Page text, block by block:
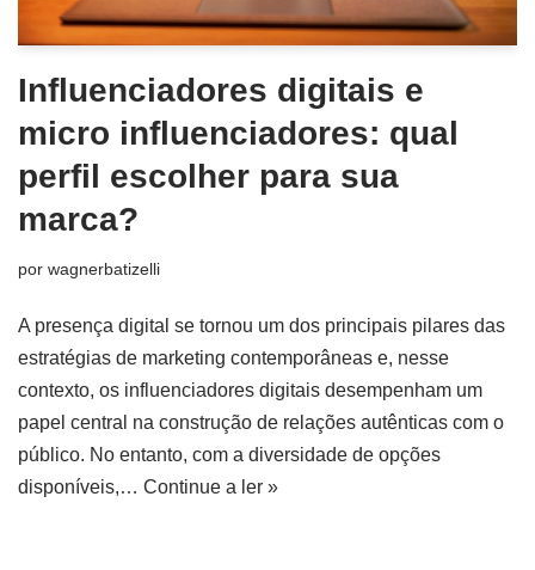
Influenciadores digitais e
micro influenciadores: qual
perfil escolher para sua
marca?
por wagnerbatizelli
A presença digital se tornou um dos principais pilares das
estratégias de marketing contemporâneas e, nesse
contexto, os influenciadores digitais desempenham um
papel central na construção de relações autênticas com o
público. No entanto, com a diversidade de opções
disponíveis,… Continue a ler »